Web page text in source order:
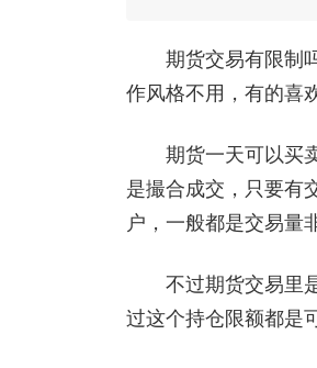
期货交易有限制吗
作风格不用，有的喜
期货一天可以买卖
是撮合成交，只要有
户，一般都是交易量
不过期货交易里是
过这个持仓限额都是